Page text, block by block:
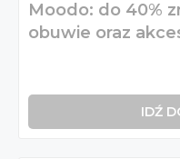
Moodo: do 40%
obuwie oraz
IDŹ